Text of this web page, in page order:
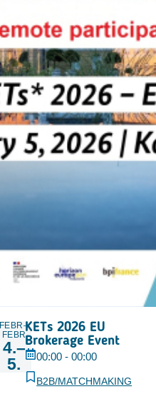
FEBR–
FEBR
4.–
5.
KETs 2026 EU
Brokerage Event
00:00 -00:00
B2B/MATCHMAKING